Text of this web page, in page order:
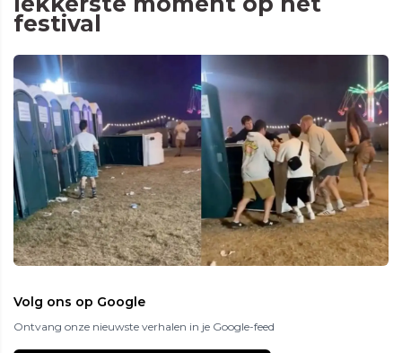
festival
Volg ons op Google
Ontvang onze nieuwste verhalen in je Google-feed